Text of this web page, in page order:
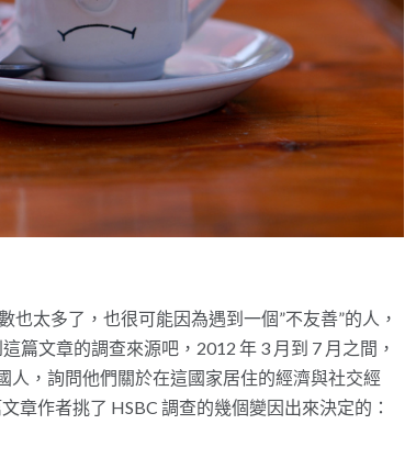
太多了，也很可能因為遇到一個”不友善”的人，
篇文章的調查來源吧，2012 年 3 月到 7 月之間，
人，詢問他們關於在這國家居住的經濟與社交經
章作者挑了 HSBC 調查的幾個變因出來決定的：